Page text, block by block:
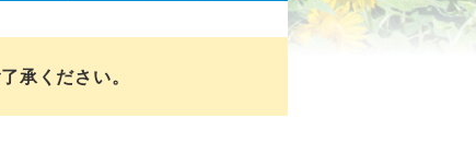
承ください。